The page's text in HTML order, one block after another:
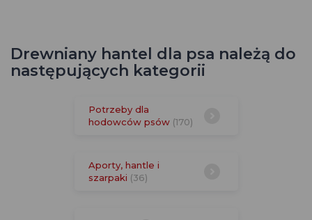
Drewniany hantel dla psa należą do
następujących kategorii
Potrzeby dla
hodowców psów (170)
Aporty, hantle i
szarpaki (36)